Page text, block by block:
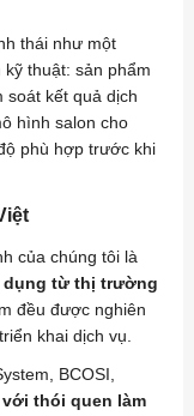
thái như một
thuật: sản phẩm
soát kết quả dịch
hình salon cho
phù hợp trước khi
của chúng tôi là
dụng từ thị trường
đều được nghiên
khai dịch vụ.
BCOSI,
thói quen làm